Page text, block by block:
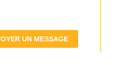
UN MESSAGE